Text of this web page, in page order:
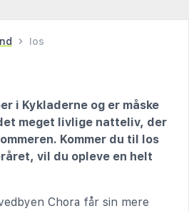
Ios
i Kykladerne og er måske
meget livlige natteliv, der
Kommer du til Ios
vil du opleve en helt
Chora får sin mere